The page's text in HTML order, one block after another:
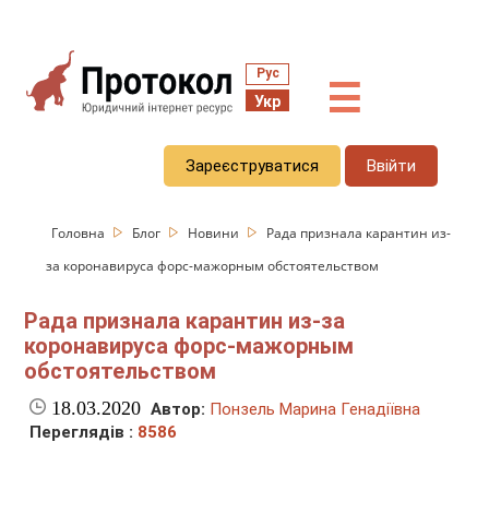
Рус
Укр ☰
Зареєструватися Ввійти
Головна Блог Новини
Рада признала карантин из-
за коронавируса форс-мажорным обстоятельством
Рада признала карантин из-за
коронавируса форс-мажорным
обстоятельством
18.03.2020 Автор: Понзель Марина Генадіївна
Переглядів : 8586